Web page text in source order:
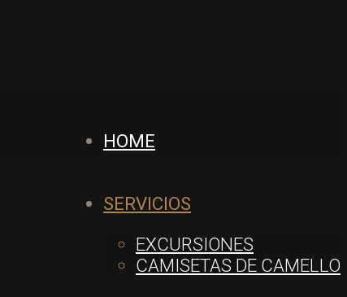
HOME
SERVICIOS
EXCURSIONES
CAMISETAS DE CAMELLO